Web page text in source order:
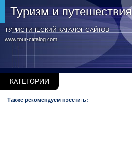
www.tour-catalog.com
Туризм и путешествия
ТУРИСТИЧЕСКИЙ КАТАЛОГ САЙТОВ
КАТЕГОРИИ
Также рекомендуем посетить: